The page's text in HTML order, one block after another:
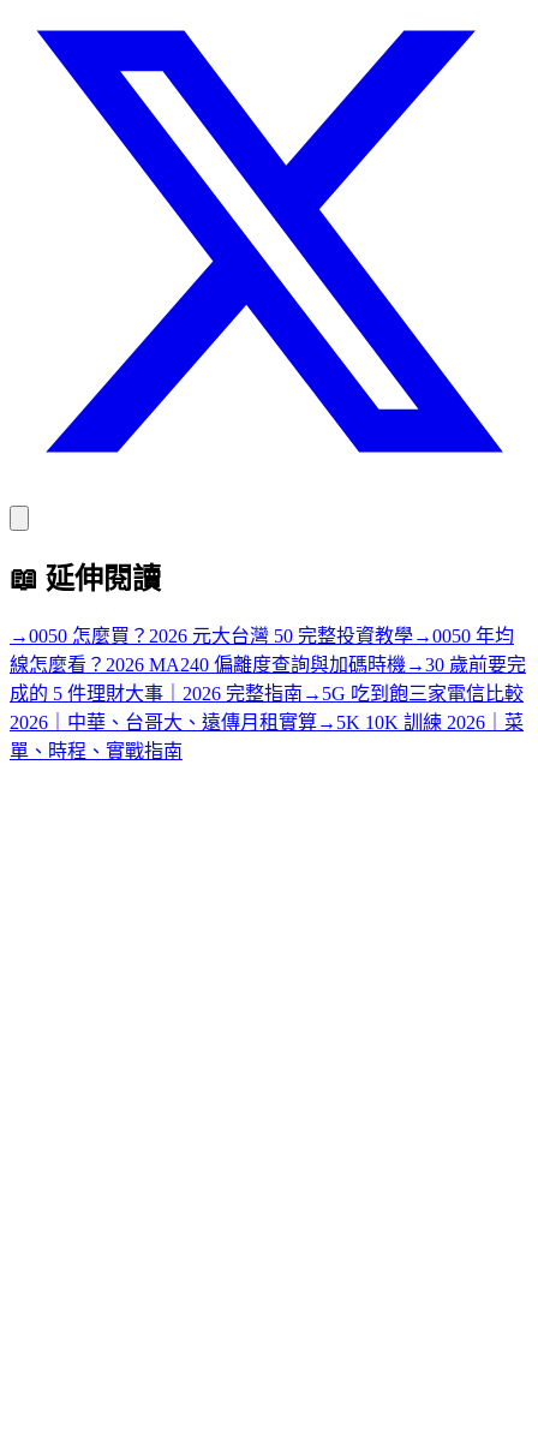
📖 延伸閱讀
→0050 怎麼買？2026 元大台灣 50 完整投資教學→0050 年均
線怎麼看？2026 MA240 偏離度查詢與加碼時機→30 歲前要完
成的 5 件理財大事｜2026 完整指南 → 5G 吃到飽三家電信比較
2026｜中華、台哥大、遠傳月租實算→ 5K 10K 訓練 2026｜菜
單、時程、實戰指南